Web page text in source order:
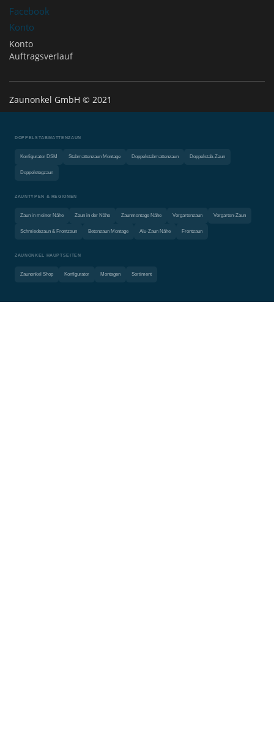
Facebook
Konto
Konto
Auftragsverlauf
Zaunonkel GmbH © 2021
DOPPELSTABMATTENZAUN
Konfigurator DSM Stabmattenzaun Montage Doppelstabmattenzaun Doppelstab-Zaun
Doppelstegzaun
ZAUNTYPEN & REGIONEN
Zaun in meiner Nähe Zaun in der Nähe Zaunmontage Nähe Vorgartenzaun Vorgarten-Zaun
Schmiedezaun & Frontzaun Betonzaun Montage Alu-Zaun Nähe Frontzaun
ZAUNONKEL HAUPTSEITEN
Zaunonkel Shop Konfigurator Montagen Sortiment